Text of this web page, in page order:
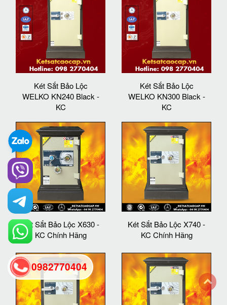
Két Sắt Bảo Lộc
WELKO KN240 Black -
KC
Két Sắt Bảo Lộc
WELKO KN300 Black -
KC
Két Sắt Bảo Lộc X630 -
KC Chính Hãng
Két Sắt Bảo Lộc X740 -
KC Chính Hãng
0982770404
back